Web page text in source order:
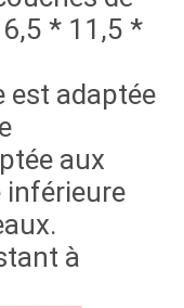
* 11,5 *
est adaptée
aux
inférieure
à